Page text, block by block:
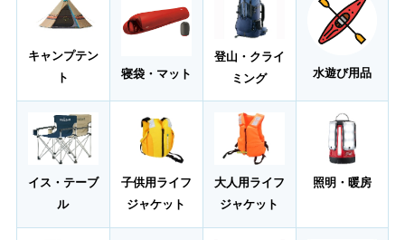
キャンプテン
ト
寝袋・マット
登山・クライ
ミング
水遊び用品
イス・テーブ
ル
子供用ライフ
ジャケット
大人用ライフ
ジャケット
照明・暖房